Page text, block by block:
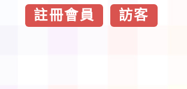
註冊會員 訪客